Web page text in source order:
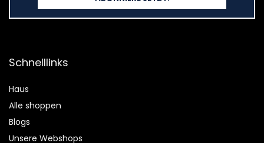
Schnelllinks
Haus
Alle shoppen
Blogs
Unsere Webshops